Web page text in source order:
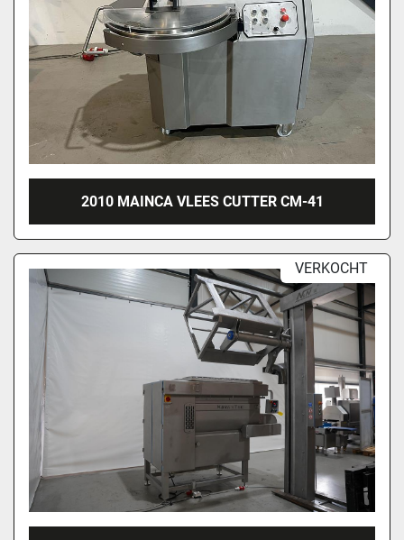
2010 MAINCA VLEES CUTTER CM-41
VERKOCHT